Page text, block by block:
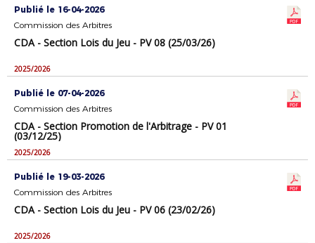
Publié le 16-04-2026
Commission des Arbitres
CDA - Section Lois du Jeu - PV 08 (25/03/26)
2025/2026
Publié le 07-04-2026
Commission des Arbitres
CDA - Section Promotion de l'Arbitrage - PV 01
(03/12/25)
2025/2026
Publié le 19-03-2026
Commission des Arbitres
CDA - Section Lois du Jeu - PV 06 (23/02/26)
2025/2026